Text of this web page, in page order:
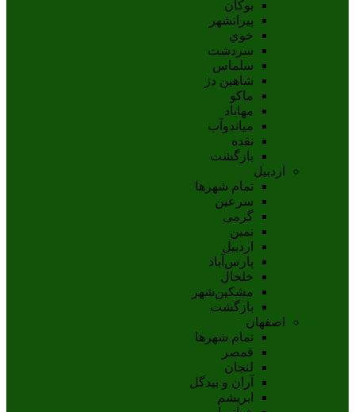
بوکان
پيرانشهر
خوي
سردشت
سلماس
شاهين دژ
ماکو
مهاباد
مياندوآب
نقده
بازگشت
اردبیل
تمام شهر‌ها
سرعین
گرمی
نمین
اردبيل
پارس‌آباد
خلخال
مشکين‌شهر
بازگشت
اصفهان
تمام شهر‌ها
قمصر
لنجان
آران و بیدگل
ابریشم